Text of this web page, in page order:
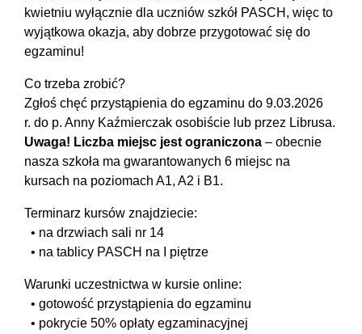
kwietniu wyłącznie dla uczniów szkół PASCH, więc to
wyjątkowa okazja, aby dobrze przygotować się do
egzaminu!
Co trzeba zrobić?
Zgłoś chęć przystąpienia do egzaminu do 9.03.2026
r. do p. Anny Kaźmierczak osobiście lub przez Librusa.
Uwaga! Liczba miejsc jest ograniczona – obecnie
nasza szkoła ma gwarantowanych 6 miejsc na
kursach na poziomach A1, A2 i B1.
Terminarz kursów znajdziecie:
• na drzwiach sali nr 14
• na tablicy PASCH na I piętrze
Warunki uczestnictwa w kursie online:
• gotowość przystąpienia do egzaminu
• pokrycie 50% opłaty egzaminacyjnej